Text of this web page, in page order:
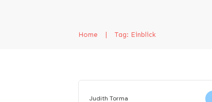
Home Tag: Einblick
Judith Torma